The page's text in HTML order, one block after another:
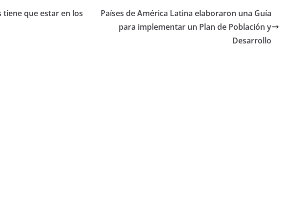
tiene que estar en los
Países de América Latina elaboraron una Guía
para implementar un Plan de Población y
Desarrollo